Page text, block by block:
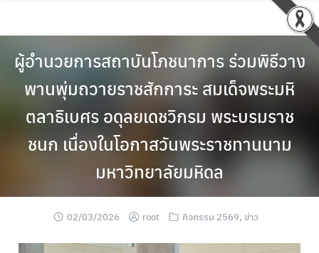
ผู้อำนวยการสถาบันโภชนาการ ร่วมพิธีวาง
พานพุ่มถวายราชสักการะ สมเด็จพระมหิ
ตลาธิเบศร อดุลยเดชวิกรม พระบรมราช
ชนก เนื่องในโอกาสวันพระราชทานนาม
มหาวิทยาลัยมหิดล
02/03/2026 root กิจกรรม 2569, ข่าว